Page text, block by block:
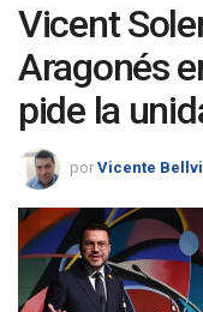
Vicent
Aragonés
pide la
por Vicente